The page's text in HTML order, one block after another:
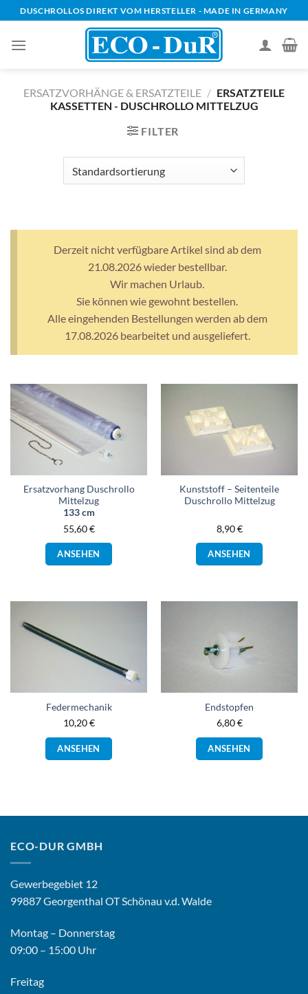
Zum
Inhalt
springen
DUSCHROLLOS DIREKT VOM HERSTELLER - MADE IN GERMANY
ERSATZVORHÄNGE & ERSATZTEILE / ERSATZTEILE
KASSETTEN - DUSCHROLLO MITTELZUG
FILTER
Derzeit nicht verfügbare Artikel sind ab dem
21.08.2026 wieder bestellbar.
Wir machen Urlaub.
Sie können wie gewohnt bestellen.
Alle eingehenden Bestellungen werden ab dem
17.08.2026 bearbeitet und ausgeliefert.
Ersatzvorhang Duschrollo
Mittelzug
133 cm
55,60€
ANSEHEN
auf
gewählt
Kunststoff – Seitenteile
Duschrollo Mittelzug
8,90€
ANSEHEN
Federmechanik
10,20€
ANSEHEN
Endstopfen
6,80€
ANSEHEN
ECO-DUR GMBH
Gewerbegebiet 12
99887 Georgenthal OT Schönau v.d. Walde
Montag – Donnerstag
09:00 – 15:00 Uhr
Freitag